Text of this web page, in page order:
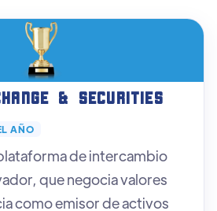
& Securities
AÑO
de intercambio
que negocia valores
como emisor de activos